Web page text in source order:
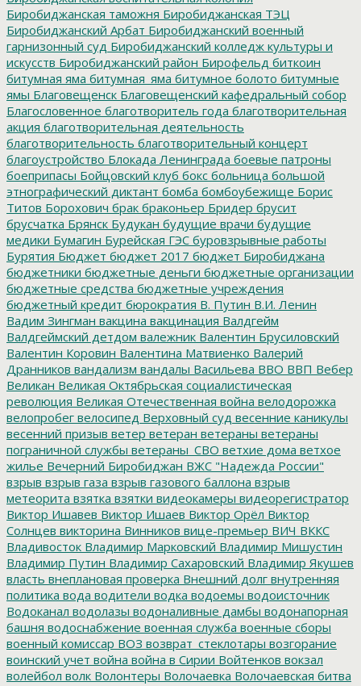
Биробиджанская таможня Биробиджанская ТЭЦ
Биробиджанский Арбат Биробиджанский военный
гарнизонный суд Биробиджанский колледж культуры и
искусств Биробиджанский район Бирофельд биткоин
битумная яма битумная_яма битумное болото битумные
ямы Благовещенск Благовещенский кафедральный собор
Благословенное благотворитель года благотворительная
акция благотворительная деятельность
благотворительность благотворительный концерт
благоустройство Блокада Ленинграда боевые патроны
боеприпасы Бойцовский клуб бокс больница большой
этнографический диктант бомба бомбоубежище Борис
Титов Борохович брак браконьер Бридер брусит
брусчатка Брянск Будукан будущие врачи будущие
медики Бумагин Бурейская ГЭС буровзрывные работы
Бурятия Бюджет бюджет 2017 бюджет Биробиджана
бюджетники бюджетные деньги бюджетные организации
бюджетные средства бюджетные учреждения
бюджетный кредит бюрократия В. Путин В.И. Ленин
Вадим Зингман вакцина вакцинация Валдгейм
Валдгеймский детдом валежник Валентин Брусиловский
Валентин Коровин Валентина Матвиенко Валерий
Дранников вандализм вандалы Васильева ВВО ВВП Вебер
Великан Великая Октябрьская социалистическая
революция Великая Отечественная война велодорожка
велопробег велосипед Верховный суд весенние каникулы
весенний призыв ветер ветеран ветераны ветераны
пограничной службы ветераны_СВО ветхие дома ветхое
жилье Вечерний Биробиджан ВЖС "Надежда России"
взрыв взрыв газа взрыв газового баллона взрыв
метеорита взятка взятки видеокамеры видеорегистратор
Виктор Ишавев Виктор Ишаев Виктор Орёл Виктор
Солнцев викторина Винников вице-премьер ВИЧ ВККС
Владивосток Владимир Марковский Владимир Мишустин
Владимир Путин Владимир Сахаровский Владимир Якушев
власть внеплановая проверка Внешний долг внутренняя
политика вода водители водка водоемы водоисточник
Водоканал водолазы водоналивные дамбы водонапорная
башня водоснабжение военная служба военные сборы
военный комиссар ВОЗ возврат_стеклотары возгорание
воинский учет война война в Сирии Войтенков вокзал
волейбол волк Волонтеры Волочаевка Волочаевская битва